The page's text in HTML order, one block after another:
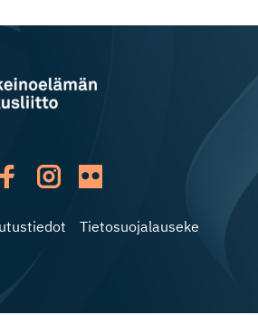
Tietosuojalauseke